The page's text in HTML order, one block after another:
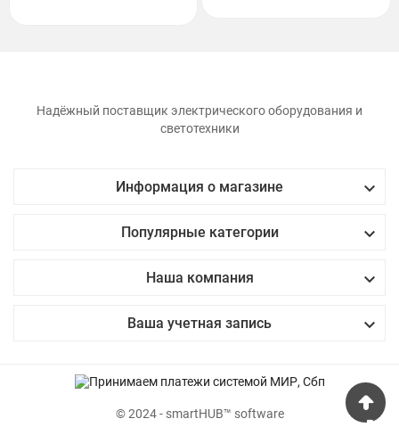
Надёжный поставщик электрического оборудования и
светотехники
Информация о магазине 
Популярные категории 
Наша компания 
Ваша учетная запись 
© 2024 - smartHUB™ software